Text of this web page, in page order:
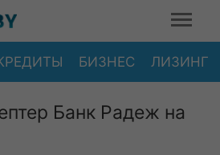
БИЗНЕС ЛИЗИНГ
Банк Радеж на